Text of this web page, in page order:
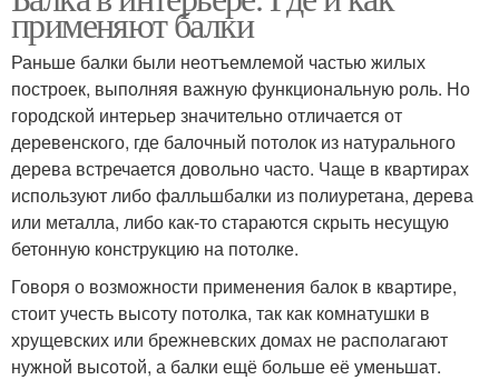
применяют балки
Раньше балки были неотъемлемой частью жилых
построек, выполняя важную функциональную роль. Но
городской интерьер значительно отличается от
деревенского, где балочный потолок из натурального
дерева встречается довольно часто. Чаще в квартирах
используют либо фалльшбалки из полиуретана, дерева
или металла, либо как-то стараются скрыть несущую
бетонную конструкцию на потолке.
Говоря о возможности применения балок в квартире,
стоит учесть высоту потолка, так как комнатушки в
хрущевских или брежневских домах не располагают
нужной высотой, а балки ещё больше её уменьшат.